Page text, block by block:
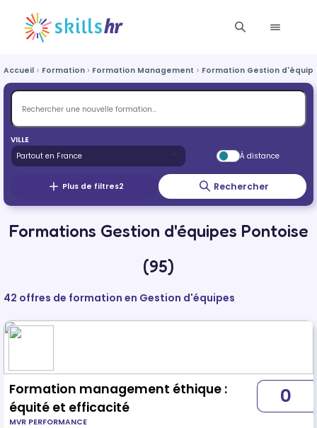
Accueil Formation Formation Management Formation Gestion
VILLE
À distance
Plus de filtres2 Rechercher
Formations Gestion d'équipes Pontoise
(95)
42 offres de formation en Gestion d'équipes
Formation management éthique :
équité et efficacité
MVR PERFORMANCE
0